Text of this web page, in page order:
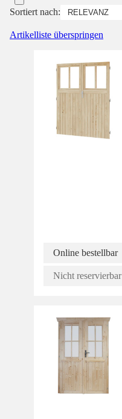
Sortiert nach:
Artikelliste überspringen
Online bestellbar
Nicht reservierbar